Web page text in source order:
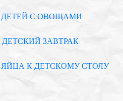
С ОВОЩАМИ
ЗАВТРАК
К ДЕТСКОМУ СТОЛУ